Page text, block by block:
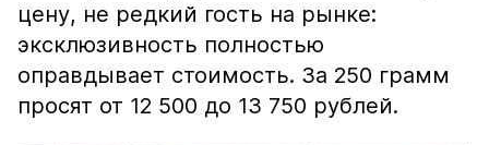
цену, не редкий гость на рынке:
эксклюзивность полностью
оправдывает стоимость. За 250 грамм
просят от 12 500 до 13 750 рублей.